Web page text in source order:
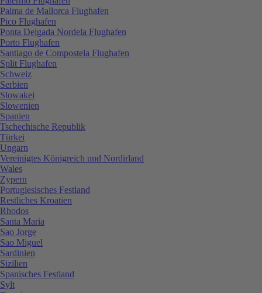
Palma de Mallorca Flughafen
Pico Flughafen
Ponta Delgada Nordela Flughafen
Porto Flughafen
Santiago de Compostela Flughafen
Split Flughafen
Schweiz
Serbien
Slowakei
Slowenien
Spanien
Tschechische Republik
Türkei
Ungarn
Vereinigtes Königreich und Nordirland
Wales
Zypern
Portugiesisches Festland
Restliches Kroatien
Rhodos
Santa Maria
Sao Jorge
Sao Miguel
Sardinien
Sizilien
Spanisches Festland
Sylt